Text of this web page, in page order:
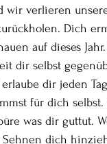
wir verlieren
Dich
auf dieses
dir selbst
dir jeden
für dich selbst.
was dir guttut.
dich